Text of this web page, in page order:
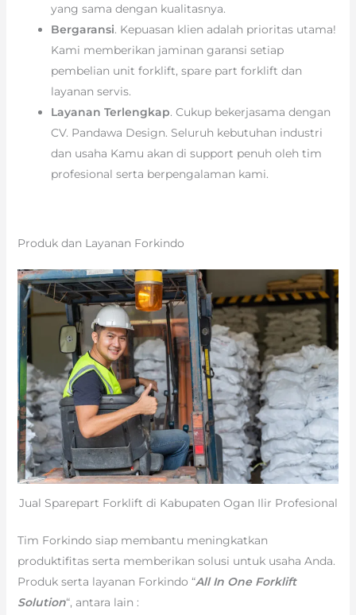
yang sama dengan kualitasnya.
Bergaransi. Kepuasan klien adalah prioritas utama!
Kami memberikan jaminan garansi setiap
pembelian unit forklift, spare part forklift dan
layanan servis.
Layanan Terlengkap. Cukup bekerjasama dengan
CV. Pandawa Design. Seluruh kebutuhan industri
dan usaha Kamu akan di support penuh oleh tim
profesional serta berpengalaman kami.
Produk dan Layanan Forkindo
Jual Sparepart Forklift di Kabupaten Ogan Ilir Profesional
Tim Forkindo siap membantu meningkatkan
produktifitas serta memberikan solusi untuk usaha Anda.
Produk serta layanan Forkindo “All In One Forklift
Solution“, antara lain :